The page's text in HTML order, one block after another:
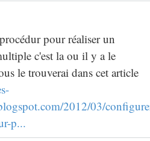
pour réaliser un
c'est la ou il y a le
le trouverai dans cet article
2012/03/
p...